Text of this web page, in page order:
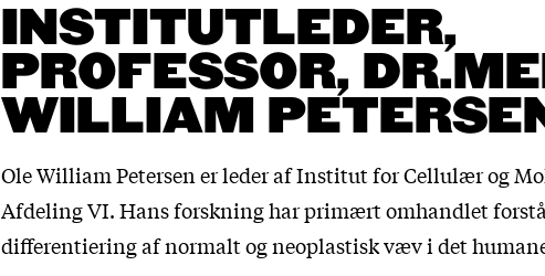
INSTITUTLEDER,
PROFESSOR,
WILLIAM
Ole William Petersen er leder af Institut for Cellulær og
Afdeling VI. Hans forskning har primært omhandlet
differentiering af normalt og neoplastisk væv i det